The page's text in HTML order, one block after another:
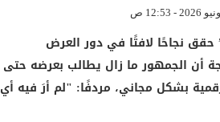
نجاحًا لافتًا في دور العرض
أن الجمهور ما زال يطالب بعرضه حتى
بشكل مجاني، مردفًا: "لم أرَ فيه أي